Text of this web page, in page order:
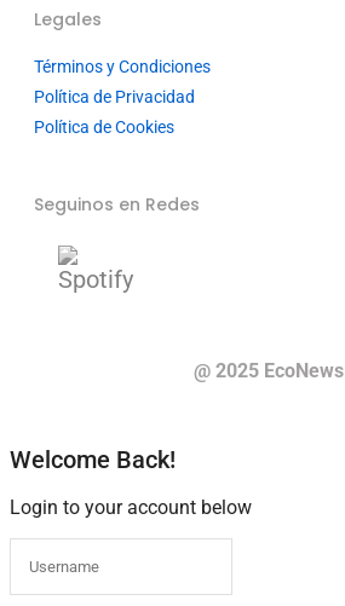
Legales
Términos y Condiciones
Política de Privacidad
Política de Cookies
Seguinos en Redes
@ 2025 EcoNews
Welcome Back!
Login to your account below